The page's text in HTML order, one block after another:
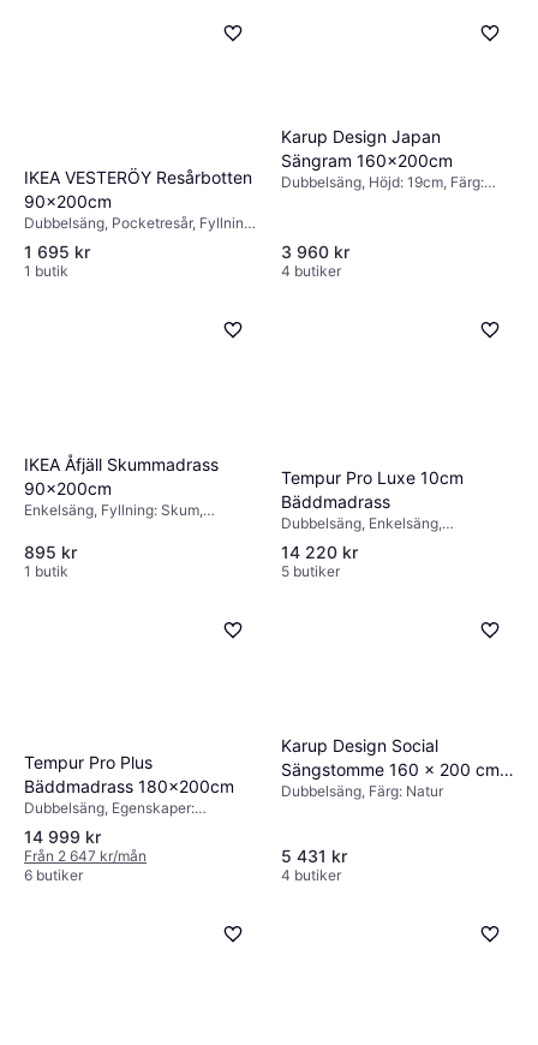
IKEA VESTERÖY Resårbotten
90x200cm
Dubbelsäng, Pocketresår, Fyllning:
Skum, Tjocklek madrass: 20cm
1 695 kr
1 butik
Karup Design Japan
Sängram 160x200cm
Dubbelsäng, Höjd: 19cm, Färg:
3 960 kr
4 butiker
IKEA Åfjäll Skummadrass
90x200cm
Enkelsäng, Fyllning: Skum,
Tjocklek madrass: 12cm
895 kr
1 butik
Tempur Pro Luxe 10cm
Bäddmadrass
Dubbelsäng, Enkelsäng,
Egenskaper: Avtagbart tyg,
Temperaturreglerande material,
Tjocklek madrass: 7cm
14 220 kr
5 butiker
Tempur Pro Plus
Bäddmadrass 180x200cm
Dubbelsäng, Egenskaper:
Temperaturreglerande material,
Avtagbart tyg, Tjocklek madrass:
8cm
14 999 kr
Från 2 647 kr/mån
6 butiker
Karup Design Social
Sängstomme 160 x 200 cm
Sängram
Dubbelsäng, Färg: Natur
5 431 kr
4 butiker